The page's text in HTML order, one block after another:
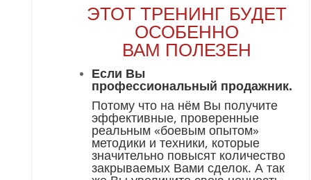
ЭТОТ ТРЕНИНГ БУДЕТ
ОСОБЕННО
ВАМ ПОЛЕЗЕН
Если Вы
профессиональный продажник.
Потому что на нём Вы получите
эффективные, проверенные
реальным «боевым опытом»
методики и техники, которые
значительно повысят количество
закрываемых Вами сделок. А так